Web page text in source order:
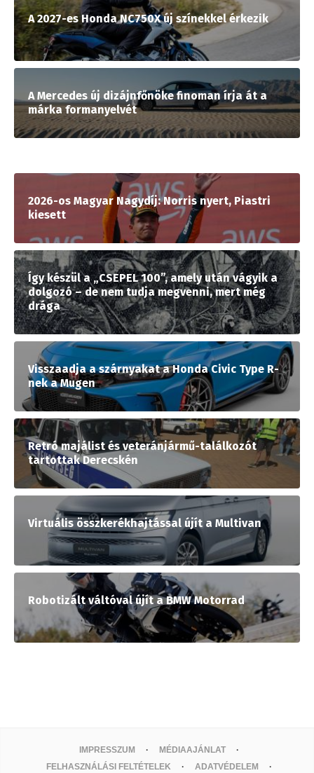
A 2027-es Honda NC750X új színekkel érkezik
A Mercedes új dizájnfőnöke finoman írja át a
márka formanyelvét
2026-os Magyar Nagydíj: Norris nyert, Piastri
kiesett
Így készül a „CSEPEL 100”, amely után vágyik a
dolgozó – de nem tudja megvenni, mert még
drága
Visszaadja a szárnyakat a Honda Civic Type R-
nek a Mugen
Retró majálist és veteránjármű-találkozót
tartottak Derecskén
Virtuális összkerékhajtással újít a Multivan
Robotizált váltóval újít a BMW Motorrad
IMPRESSZUM
MÉDIAAJÁNLAT
FELHASZNÁLÁSI FELTÉTELEK
ADATVÉDELEM